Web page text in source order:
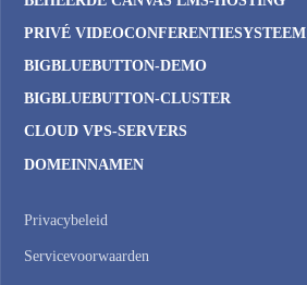
PRIVÉ VIDEOCONFERENTIESYSTEEM
BIGBLUEBUTTON-DEMO
BIGBLUEBUTTON-CLUSTER
CLOUD VPS-SERVERS
DOMEINNAMEN
Privacybeleid
Servicevoorwaarden